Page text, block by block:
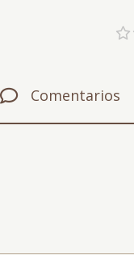
Comentarios